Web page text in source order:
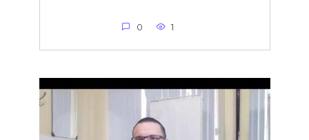
0 1